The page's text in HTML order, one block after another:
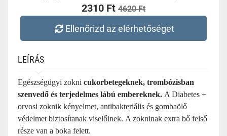
2310 Ft 4620 Ft
Ellenőrizd az elérhetőséget
LEÍRÁS
Egészségügyi zokni cukorbetegeknek, trombózisban
szenvedő és terjedelmes lábú embereknek. A Diabetes +
orvosi zoknik kényelmet, antibakteriális és gombaölő
védelmet biztosítanak viselőinek. A zokninak extra bő felső
része van a boka felett.